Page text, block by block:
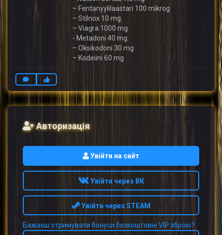
– Fentanyylilaastari 100 mikrog
– Stilnox 10 mg
– Viagra 1000 mg
- Metadoni 40 mg
– Oksikodoni 30 mg
– Kodeiini 60 mg
Авторизація
Увійти на сайт
Увійти через ВК
Увійти через STEAM
Бажаєш отримувати бонуси безкоштовні VIP зброю?